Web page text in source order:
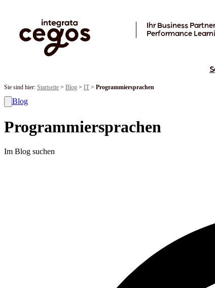
Ihr Business
Performance
Sie sind hier: Startseite > Blog > IT > Programmiersprachen
Blog
Programmiersprachen
Im Blog suchen